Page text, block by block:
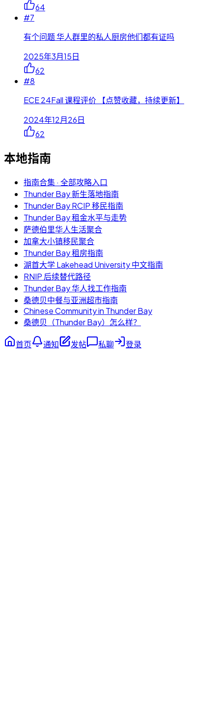
64
#7
有个问题 华人群里的私人厨房他们都有证吗
2025年3月15日
62
#8
ECE 24Fall 课程评价 【点赞收藏，持续更新】
2024年12月26日
62
本地指南
指南合集 · 全部攻略入口
Thunder Bay 新生落地指南
Thunder Bay RCIP 移民指南
Thunder Bay 租金水平与走势
萨德伯里华人生活聚合
加拿大小镇移民聚合
Thunder Bay 租房指南
湖首大学 Lakehead University 中文指南
RNIP 后续替代路径
Thunder Bay 华人找工作指南
桑德贝中餐与亚洲超市指南
Chinese Community in Thunder Bay
桑德贝（Thunder Bay）怎么样？
首页 通知 发帖 私聊 登录